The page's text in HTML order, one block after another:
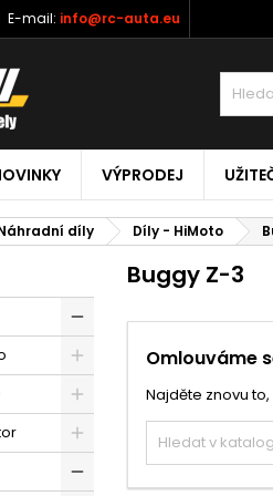
E-mail: info@rc-auta.eu
VÝPRODEJ
díly Díly - HiMoto
Buggy Z-3
Omlouváme
Najděte znovu